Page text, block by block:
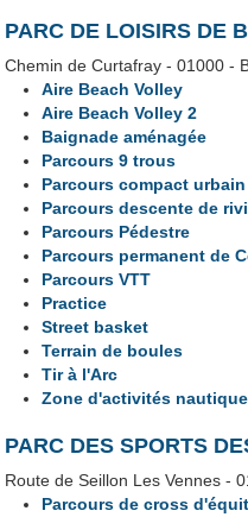
PARC DE LOISIRS DE
Chemin de Curtafray - 01000 -
Aire Beach Volley
Aire Beach Volley 2
Baignade aménagée
Parcours 9 trous
Parcours compact
Parcours descente de
Parcours Pédestre
Parcours permanent de
Parcours VTT
Practice
Street basket
Terrain de boules
Tir à l'Arc
Zone d'activités
PARC DES SPORTS
Route de Seillon Les Vennes -
Parcours de cross